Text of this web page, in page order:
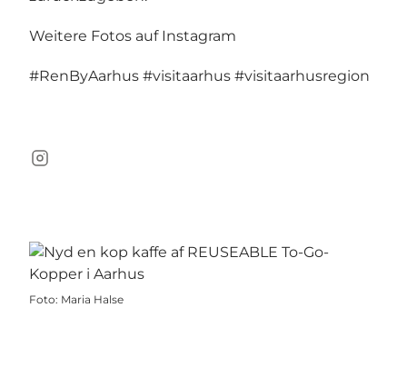
Weitere Fotos auf Instagram
#RenByAarhus #visitaarhus #visitaarhusregion
Instagram
Foto: Maria Halse